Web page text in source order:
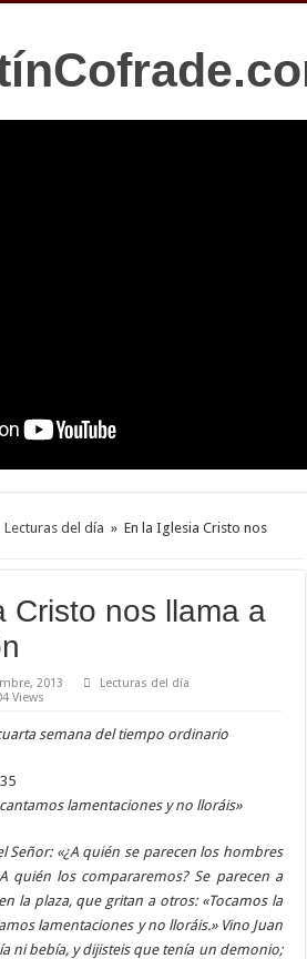
Lecturas del día » En la Iglesia Cristo nos
Cristo nos llama a
2013
Lecturas del día
Views
semana del tiempo ordinario
lamentaciones y no lloráis»
Señor: «¿A quién se parecen los hombres
quién los compararemos? Se parecen a
la plaza, que gritan a otros: «Tocamos la
lamentaciones y no lloráis.» Vino Juan
ni bebía, y dijisteis que tenía un demonio;